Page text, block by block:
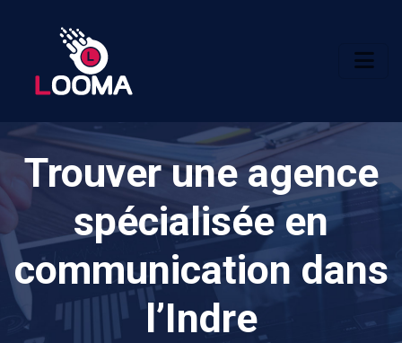
Trouver une agence
spécialisée en
communication dans
l’Indre